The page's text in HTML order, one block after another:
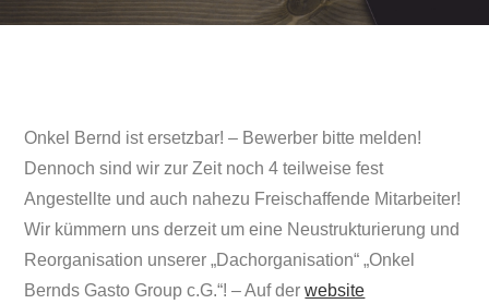
Onkel Bernd ist ersetzbar! – Bewerber bitte melden!
Dennoch sind wir zur Zeit noch 4 teilweise fest
Angestellte und auch nahezu Freischaffende Mitarbeiter!
Wir kümmern uns derzeit um eine Neustrukturierung und
Reorganisation unserer „Dachorganisation“ „Onkel
Bernds Gasto Group c.G.“! – Auf derwebsite